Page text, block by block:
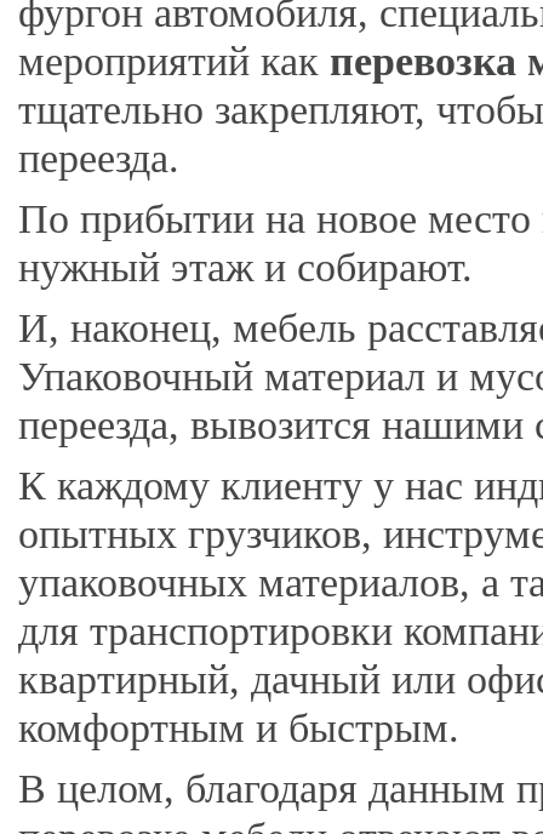
фургон автомобиля,
мероприятий как перевозка
тщательно закрепляют,
переезда.
По прибытии на новое
нужный этаж и собирают.
И, наконец, мебель
Упаковочный материал и
переезда, вывозится нашими
К каждому клиенту у нас
опытных грузчиков,
упаковочных материалов, а
для транспортировки
квартирный, дачный или
комфортным и быстрым.
В целом, благодаря данным